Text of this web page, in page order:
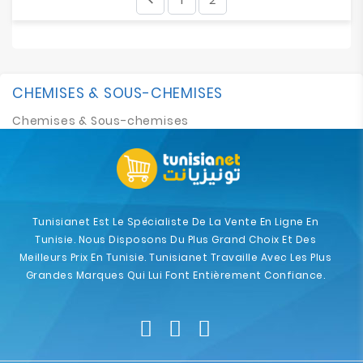
CHEMISES & SOUS-CHEMISES
Chemises & Sous-chemises
Tunisianet Est Le Spécialiste De La Vente En Ligne En
Tunisie. Nous Disposons Du Plus Grand Choix Et Des
Meilleurs Prix En Tunisie. Tunisianet Travaille Avec Les Plus
Grandes Marques Qui Lui Font Entièrement Confiance.